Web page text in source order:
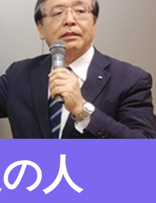
人